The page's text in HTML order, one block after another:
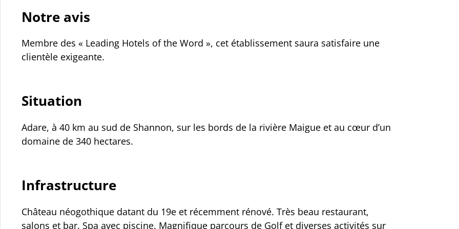
Notre avis
Membre des « Leading Hotels of the Word », cet établissement saura satisfaire une
clientèle exigeante.
Situation
Adare, à 40 km au sud de Shannon, sur les bords de la rivière Maigue et au cœur d’un
domaine de 340 hectares.
Infrastructure
Château néogothique datant du 19e et récemment rénové. Très beau restaurant,
salons et bar. Spa avec piscine. Magnifique parcours de Golf et diverses activités sur